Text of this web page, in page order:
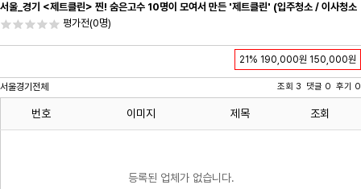
서울_경기 <제트클린> 찐! 숨은고수 10명이 모여서 만든 '제트클린' (입주청소 / 이사청소
/ 줄눈시공) 항상 꼼꼼하게 친절하게 응대하겠습니다^-^
평가전(0명)
21% 190,000원 150,000원
서울경기전체 조회 3 댓글 0 후기 0
번호 이미지 제목 조회
등록된 업체가 없습니다.